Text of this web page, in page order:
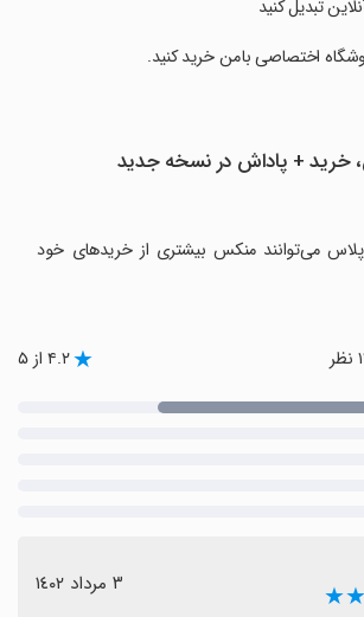
تبدیل کنید
اختصاصی بامن خرید کنید.
خرید + پاداش در نسخه جدید
پلاس می‌توانند منکس بیشتری از خریدهای خود
۴.۲ از ۵
٣ مرداد ١٤٠٢